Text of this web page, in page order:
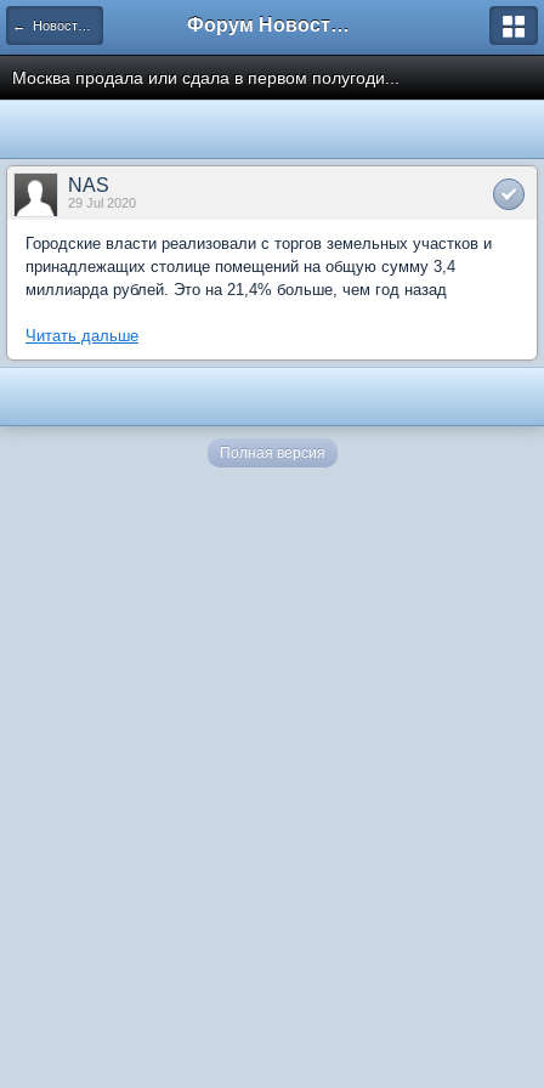
← Новости рынка недвижимости Форум Новостройки
Москва продала или сдала в первом полугоди...
NAS
29 Jul 2020
Городские власти реализовали с торгов земельных участков и
принадлежащих столице помещений на общую сумму 3,4
миллиарда рублей. Это на 21,4% больше, чем год назад
Читать дальше
Полная версия